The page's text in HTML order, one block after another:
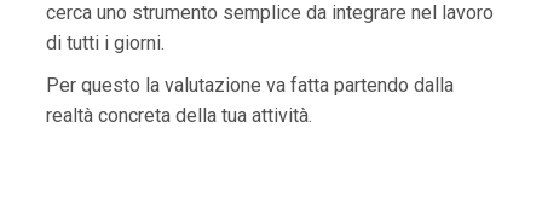
cerca uno strumento semplice da integrare nel lavoro
di tutti i giorni.
Per questo la valutazione va fatta partendo dalla
realtà concreta della tua attività.